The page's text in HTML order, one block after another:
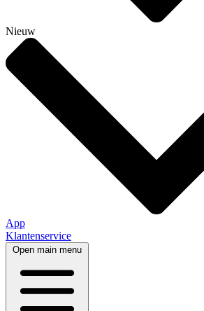
Nieuw
App
Klantenservice
Open main menu